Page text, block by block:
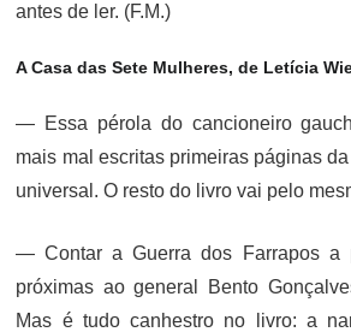
antes de ler. (F.M.)
A Casa das Sete Mulheres, de Letícia
— Essa pérola do cancioneiro
mais mal escritas primeiras páginas
universal. O resto do livro vai pelo
— Contar a Guerra dos Farrapos a
próximas ao general Bento
Mas é tudo canhestro no livro: a